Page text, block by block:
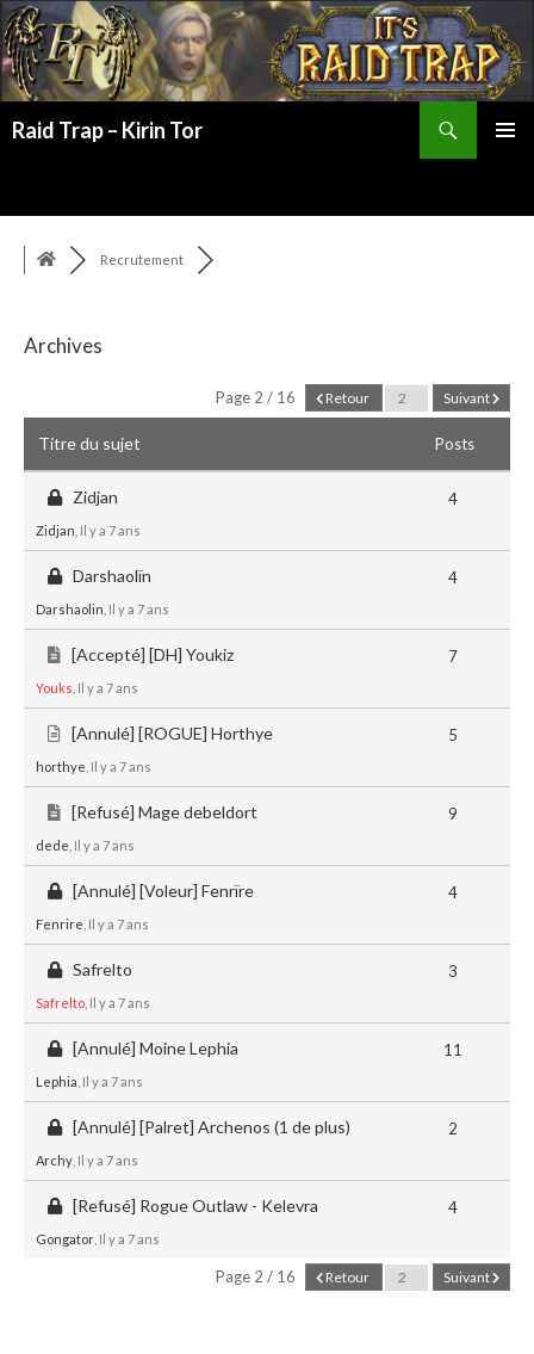
Raid Trap – Kirin Tor
Recrutement
Archives
Page 2 / 16 Retour Suivant
Titre du sujet Posts
Zidjan
Zidjan , Il y a 7 ans
4
Darshaolïn
Darshaolin , Il y a 7 ans
4
[Accepté] [DH] Youkiz
Youks , Il y a 7 ans
7
[Annulé] [ROGUE] Horthye
horthye , Il y a 7 ans
5
[Refusé] Mage debeldort
dede , Il y a 7 ans
9
[Annulé] [Voleur] Fenrïre
Fenrire , Il y a 7 ans
4
Safrelto
Safrelto , Il y a 7 ans
3
[Annulé] Moine Lephia
Lephia , Il y a 7 ans
11
[Annulé] [Palret] Archenos (1 de plus)
Archy , Il y a 7 ans
2
[Refusé] Rogue Outlaw - Kelevra
Gongator , Il y a 7 ans
4
Page 2 / 16 Retour Suivant